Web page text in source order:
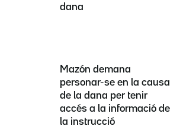
dana
Mazón demana
personar-se en la causa
de la dana per tenir
accés a la informació de
la instrucció